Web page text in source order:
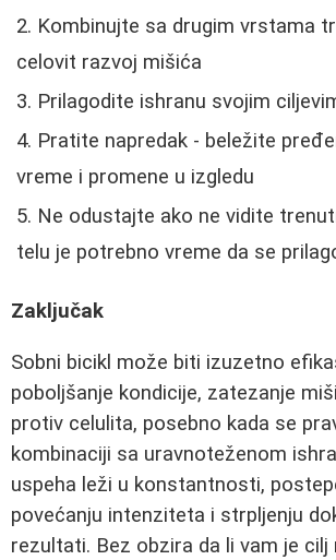
Kombinujte sa drugim vrstama
celovit razvoj mišića
Prilagodite ishranu svojim
Pratite napredak - beležite
vreme i promene u izgledu
Ne odustajte ako ne vidite
telu je potrebno vreme da se
Zaključak
Sobni bicikl može biti izuzetno
poboljšanje kondicije, zatezanje
protiv celulita, posebno kada se
kombinaciji sa uravnoteženom
uspeha leži u konstantnosti,
povećanju intenziteta i strpljenju
rezultati. Bez obzira da li vam je cilj